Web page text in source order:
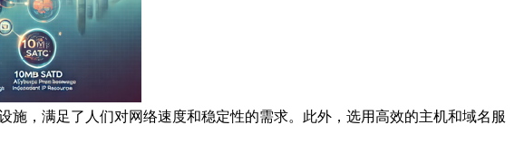
，满足了人们对网络速度和稳定性的需求。此外，选用高效的主机和域名服